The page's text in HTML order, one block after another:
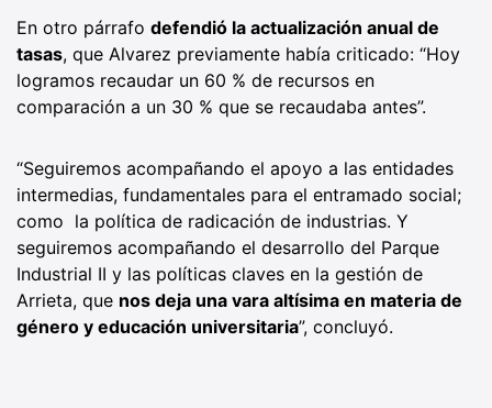
En otro párrafo defendió la actualización anual de
tasas, que Alvarez previamente había criticado: “Hoy
logramos recaudar un 60 % de recursos en
comparación a un 30 % que se recaudaba antes”.
“Seguiremos acompañando el apoyo a las entidades
intermedias, fundamentales para el entramado social;
como la política de radicación de industrias. Y
seguiremos acompañando el desarrollo del Parque
Industrial II y las políticas claves en la gestión de
Arrieta, que nos deja una vara altísima en materia de
género y educación universitaria”, concluyó.